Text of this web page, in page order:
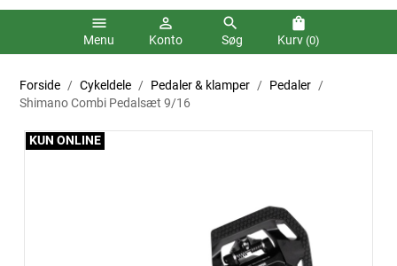
menu
Menu
person_outline
Konto
search
Søg
shopping_bag
Kurv (0)
Forside Cykeldele Pedaler & klamper
Pedaler
Shimano Combi Pedalsæt 9/16
KUN ONLINE